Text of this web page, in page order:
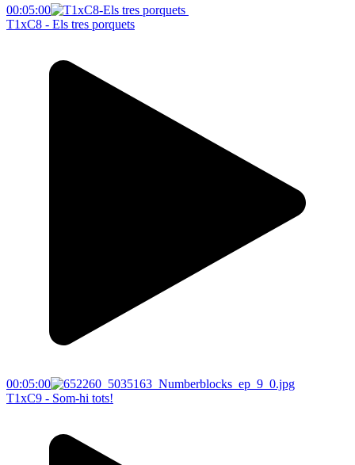
00:05:00
T1xC8 - Els tres porquets
00:05:00
T1xC9 - Som-hi tots!